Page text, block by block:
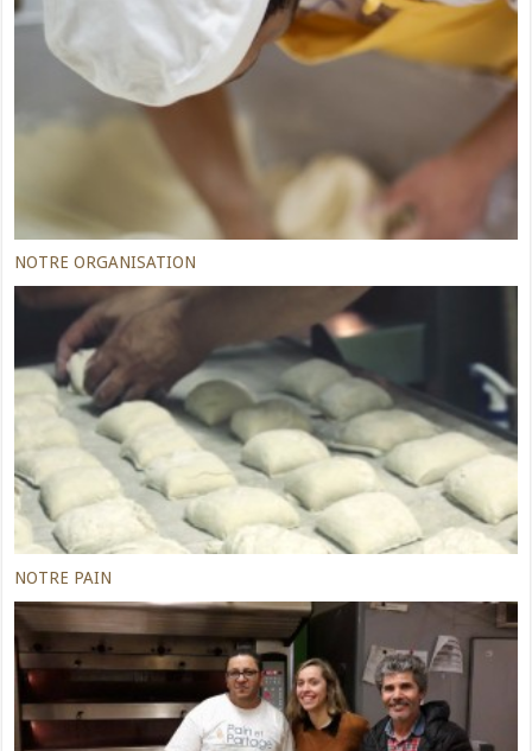
NOTRE ORGANISATION
NOTRE PAIN